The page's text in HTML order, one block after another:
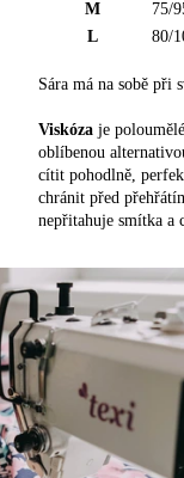
Z
Ě
R
Y
-
U
K
N
Ě
M
75/
L
80/
Sára má na sobě při
Viskóza je
oblíbenou
cítit pohodlně,
chránit před
nepřitahuje smítka a